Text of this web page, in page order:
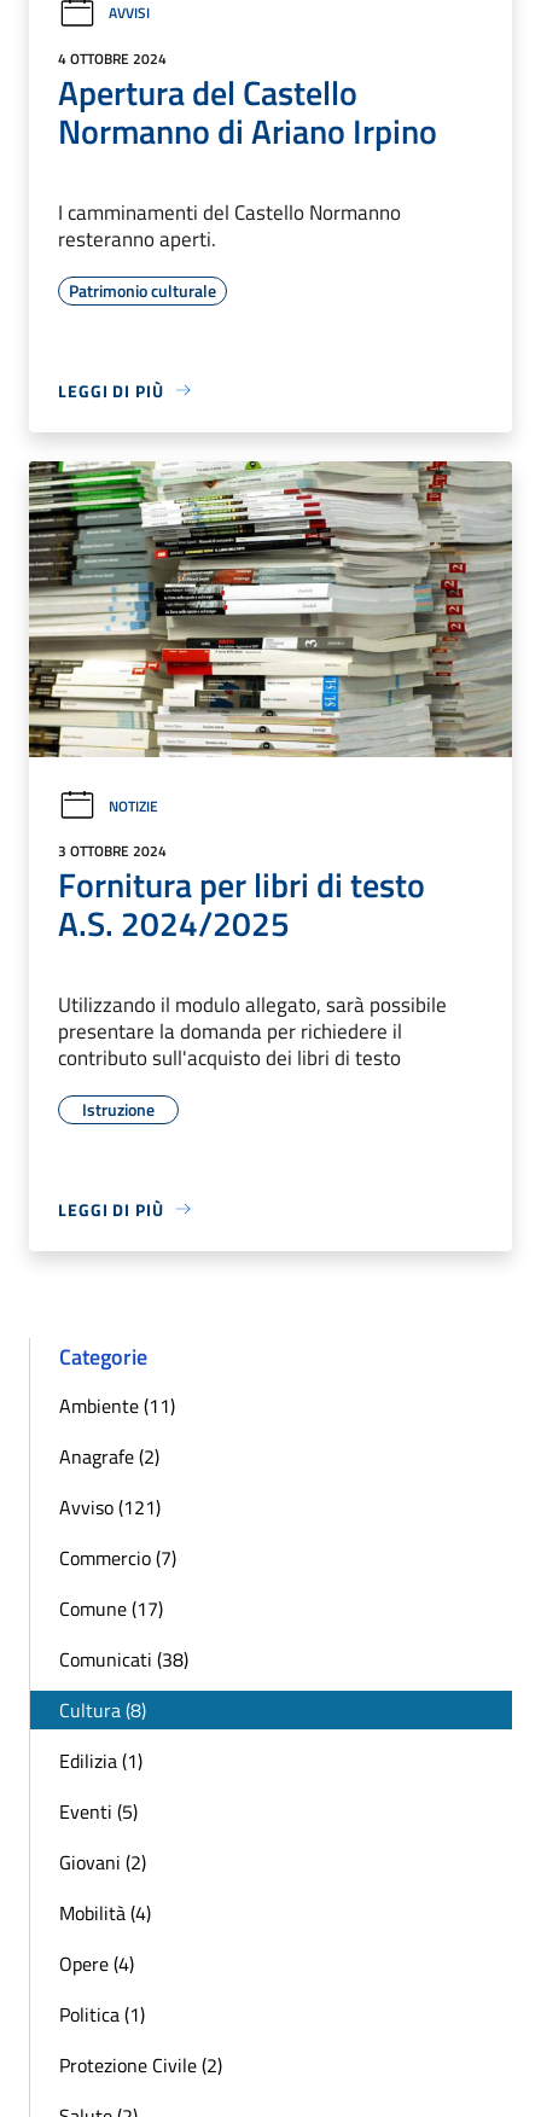
AVVISI
4 OTTOBRE 2024
Apertura del Castello
Normanno di Ariano Irpino
I camminamenti del Castello Normanno
resteranno aperti.
Patrimonio culturale
LEGGI DI PIÙ
NOTIZIE
3 OTTOBRE 2024
Fornitura per libri di testo
A.S. 2024/2025
Utilizzando il modulo allegato, sarà possibile
presentare la domanda per richiedere il
contributo sull'acquisto dei libri di testo
Istruzione
LEGGI DI PIÙ
Categorie
Ambiente (11)
Anagrafe (2)
Avviso (121)
Commercio (7)
Comune (17)
Comunicati (38)
Cultura (8)
Edilizia (1)
Eventi (5)
Giovani (2)
Mobilità (4)
Opere (4)
Politica (1)
Protezione Civile (2)